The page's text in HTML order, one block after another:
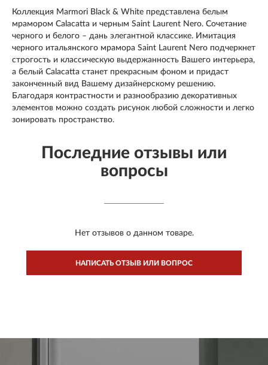
Коллекция Marmori Black & White представлена белым
мрамором Calacatta и черным Saint Laurent Nero. Сочетание
черного и белого – дань элегантной классике. Имитация
черного итальянского мрамора Saint Laurent Nero подчеркнет
строгость и классическую выдержанность Вашего интерьера,
а белый Сalacatta станет прекрасным фоном и придаст
законченный вид Вашему дизайнерскому решению.
Благодаря контрастности и разнообразию декоративных
элементов можно создать рисунок любой сложности и легко
зонировать пространство.
Последние отзывы или
вопросы
Нет отзывов о данном товаре.
НАПИСАТЬ ОТЗЫВ ИЛИ ВОПРОС